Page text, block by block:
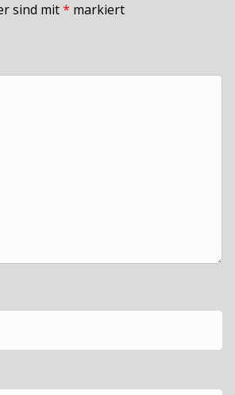
sind mit* markiert